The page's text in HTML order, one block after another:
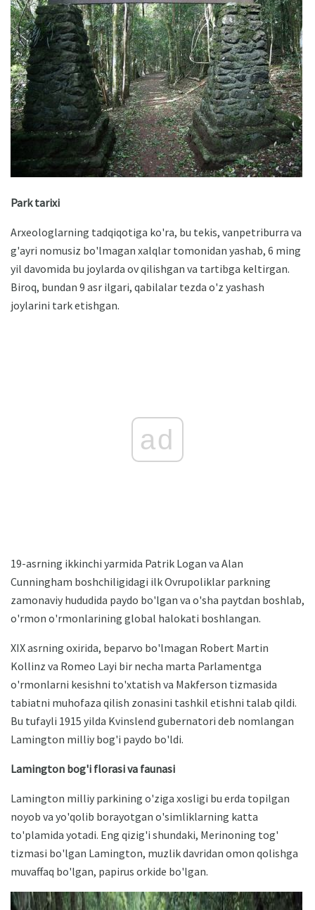
Park tarixi
Arxeologlarning tadqiqotiga ko'ra, bu tekis, vanpetriburra va
g'ayri nomusiz bo'lmagan xalqlar tomonidan yashab, 6 ming
yil davomida bu joylarda ov qilishgan va tartibga keltirgan.
Biroq, bundan 9 asr ilgari, qabilalar tezda o'z yashash
joylarini tark etishgan.
ad
19-asrning ikkinchi yarmida Patrik Logan va Alan
Cunningham boshchiligidagi ilk Ovrupoliklar parkning
zamonaviy hududida paydo bo'lgan va o'sha paytdan boshlab,
o'rmon o'rmonlarining global halokati boshlangan.
XIX asrning oxirida, beparvo bo'lmagan Robert Martin
Kollinz va Romeo Layi bir necha marta Parlamentga
o'rmonlarni kesishni to'xtatish va Makferson tizmasida
tabiatni muhofaza qilish zonasini tashkil etishni talab qildi.
Bu tufayli 1915 yilda Kvinslend gubernatori deb nomlangan
Lamington milliy bog'i paydo bo'ldi.
Lamington bog'i florasi va faunasi
Lamington milliy parkining o'ziga xosligi bu erda topilgan
noyob va yo'qolib borayotgan o'simliklarning katta
to'plamida yotadi. Eng qizig'i shundaki, Merinoning tog'
tizmasi bo'lgan Lamington, muzlik davridan omon qolishga
muvaffaq bo'lgan, papirus orkide bo'lgan.